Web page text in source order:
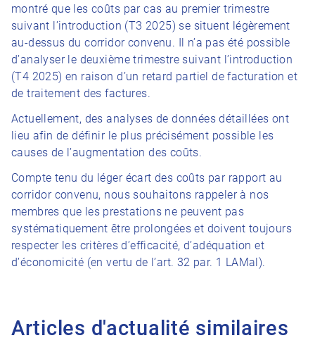
montré que les coûts par cas au premier trimestre
suivant l’introduction (T3 2025) se situent légèrement
au-dessus du corridor convenu. Il n’a pas été possible
d’analyser le deuxième trimestre suivant l’introduction
(T4 2025) en raison d’un retard partiel de facturation et
de traitement des factures.
Actuellement, des analyses de données détaillées ont
lieu afin de définir le plus précisément possible les
causes de l’augmentation des coûts.
Compte tenu du léger écart des coûts par rapport au
corridor convenu, nous souhaitons rappeler à nos
membres que les prestations ne peuvent pas
systématiquement être prolongées et doivent toujours
respecter les critères d’efficacité, d’adéquation et
d’économicité (en vertu de l’art. 32 par. 1 LAMal).
Articles d'actualité similaires